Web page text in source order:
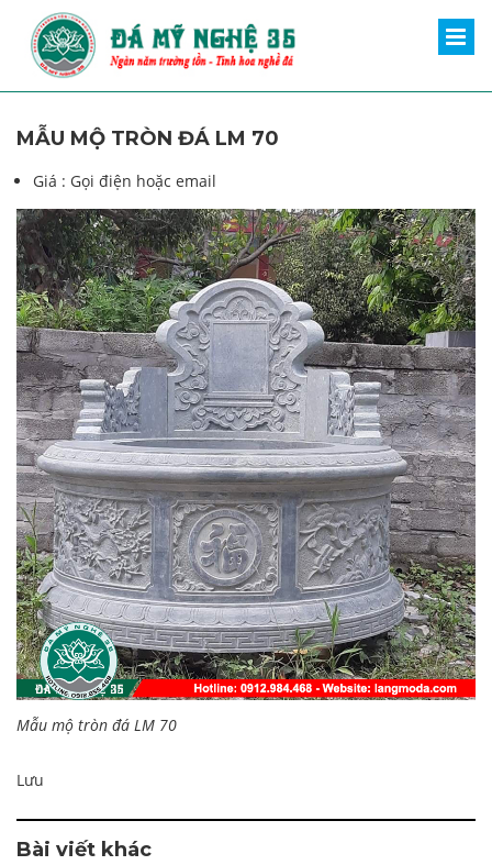
MẪU MỘ TRÒN ĐÁ LM 70
Giá : Gọi điện hoặc email
Mẫu mộ tròn đá LM 70
Lưu
Bài viết khác